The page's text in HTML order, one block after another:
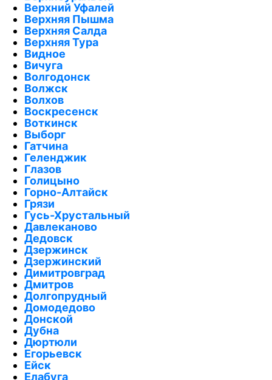
Верхний Уфалей
Верхняя Пышма
Верхняя Салда
Верхняя Тура
Видное
Вичуга
Волгодонск
Волжск
Волхов
Воскресенск
Воткинск
Выборг
Гатчина
Геленджик
Глазов
Голицыно
Горно-Алтайск
Грязи
Гусь-Хрустальный
Давлеканово
Дедовск
Дзержинск
Дзержинский
Димитровград
Дмитров
Долгопрудный
Домодедово
Донской
Дубна
Дюртюли
Егорьевск
Ейск
Елабуга